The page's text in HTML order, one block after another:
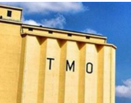
Tarım Bilgisi
Yetiştirici Soruyor
Dünyada Tarım